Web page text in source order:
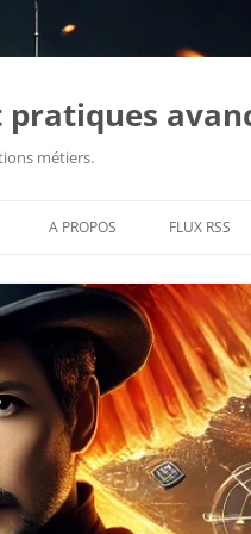
pratiques
métiers.
A PROPOS FLUX RSS